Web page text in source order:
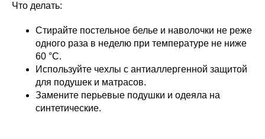
Что делать:
Стирайте постельное белье и наволочки не реже
одного раза в неделю при температуре не ниже
60 °C.
Используйте чехлы с антиаллергенной защитой
для подушек и матрасов.
Замените перьевые подушки и одеяла на
синтетические.